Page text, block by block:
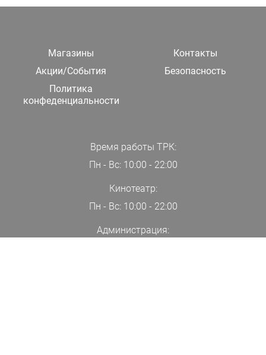
Магазины
Контакты
Акции/События
Безопасность
Политика
конфеденциальности
Время работы ТРК:
Пн - Вс: 10:00 - 22:00
Кинотеатр:
Пн - Вс: 10:00 - 22:00
Администрация: